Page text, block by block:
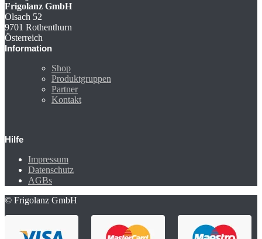
Frigolanz GmbH
Olsach 52
9701 Rothenthurn
Österreich
Information
Shop
Produktgruppen
Partner
Kontakt
Hilfe
Impressum
Datenschutz
AGBs
© Frigolanz GmbH